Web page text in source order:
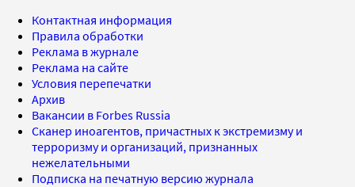
Контактная информация
Правила обработки
Реклама в журнале
Реклама на сайте
Условия перепечатки
Архив
Вакансии в Forbes Russia
Сканер иноагентов, причастных к экстремизму и
терроризму и организаций, признанных
нежелательными
Подписка на печатную версию журнала